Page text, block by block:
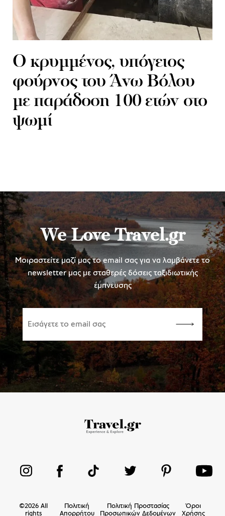
O κρυμμένος, υπόγειος
φούρνος του Άνω Βόλου
με παράδοση 100 ετών στο
ψωμί
We Love Travel.gr
Μοιραστείτε μαζί μας το email σας για να λαμβάνετε το
newsletter μας με σταθερές δόσεις ταξιδιωτικής
έμπνευσης
©2026 All
rights
Πολιτική
Απορρήτου
Πολιτική Προστασίας
Προσωπικών Δεδομένων
Όροι
Χρήσης